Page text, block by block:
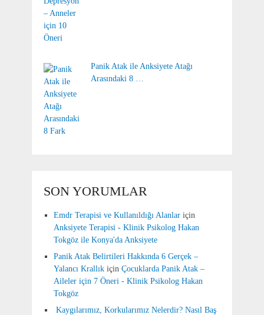
Panik Atak ile Anksiyete Atağı
Arasındaki 8 …
SON YORUMLAR
Emdr Terapisi ve Kullanıldığı Alanlariçin
Anksiyete Terapisi - Klinik Psikolog Hakan
Tokgöz ile Konya'da Anksiyete
Panik Atak Belirtileri Hakkında 6 Gerçek –
Yalancı Krallıkiçin Çocuklarda Panik Atak –
Aileler için 7 Öneri - Klinik Psikolog Hakan
Tokgöz
Kaygılarımız, Korkularımız Nelerdir? Nasıl Baş